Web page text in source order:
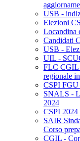
USB -
Elezioni
Locandina
Candidati
USB -
UIL -
FLC CGIL
regionale
CSPI
SNALS -
2024
CSPI
SAIR
Corso
CGIL -